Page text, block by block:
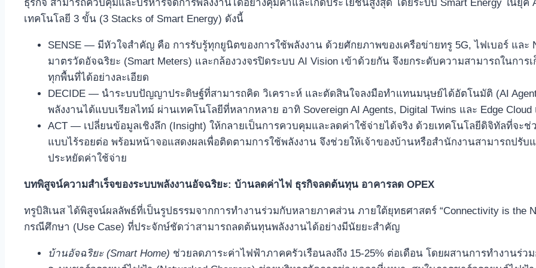
ธุรกิจ สามารถควบคุมและบริหารจัดการพลังงานได้อย่างคุ้มค่าและเกิดประโยชน์สูงสุด โดยระบบ Smart Energy ในยุค
เทคโนโลยี 3 ขั้น (3 Stacks of Smart Energy) ดังนี้
SENSE — มีหัวใจสำคัญ คือ การรับรู้ทุกยูนิตของการใช้พลังงาน ด้วยศักยภาพของเครือข่ายทรู 5G, ไฟเบอร์ แล
มาตรวัดอัจฉริยะ (Smart Meters) และกล้องวงจรปิดระบบ AI Vision เข้าด้วยกัน จึงยกระดับความสามารถในกา
ทุกพื้นที่ได้อย่างละเอียด
DECIDE — นำระบบปัญญาประดิษฐ์ที่สามารถคิด วิเคราะห์ และตัดสินใจลงมือทำแทนมนุษย์ได้อัตโนมัติ (AI
พลังงานได้แบบเรียลไทม์ ผ่านเทคโนโลยีที่หลากหลาย อาทิ Sovereign AI Agents, Digital Twins และ Edge
ACT — เปลี่ยนข้อมูลเชิงลึก (Insight) ให้กลายเป็นการควบคุมและลดค่าใช้จ่ายได้จริง ด้วยเทคโนโลยีดิจิทัลที่จ
แบบไร้รอยต่อ พร้อมหน้าจอแสดงผลเพื่อติดตามการใช้พลังงาน จึงช่วยให้เจ้าของบ้านหรือสำนักงานสามารถปรับ
ประหยัดค่าใช้จ่าย
บทพิสูจน์ความสำเร็จของระบบพลังงานอัจฉริยะ: บ้านลดค่าไฟ ธุรกิจลดต้นทุน อาคารลด OPEX
ทรูบิสิเนส ได้พิสูจน์ผลลัพธ์ที่เป็นรูปธรรมจากการทำงานร่วมกับหลายภาคส่วน ภายใต้ยุทธศาสตร์ “Connectivity is the
กรณีศึกษา (Use Case) ที่ประจักษ์ชัดว่าสามารถลดต้นทุนพลังงานได้อย่างมีนัยยะสำคัญ
บ้านอัจฉริยะ (Smart Home) ช่วยลดภาระค่าไฟฟ้าภาคครัวเรือนลงถึง 15-25% ต่อเดือน โดยผสานการทำงานร่